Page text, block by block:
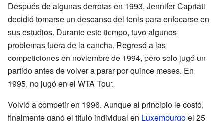
Después de algunas derrotas en 1993, Jennifer Capriati
decidió tomarse un descanso del tenis para enfocarse en
sus estudios. Durante este tiempo, tuvo algunos
problemas fuera de la cancha. Regresó a las
competiciones en noviembre de 1994, pero solo jugó un
partido antes de volver a parar por quince meses. En
1995, no jugó en el WTA Tour.
Volvió a competir en 1996. Aunque al principio le costó,
finalmente ganó el título individual en Luxemburgoel 25